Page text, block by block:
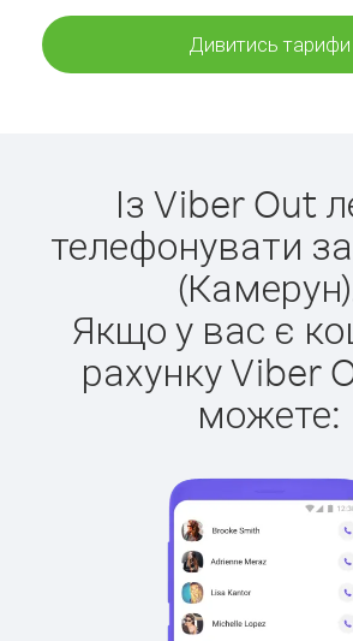
Дивитись тарифи
Із Viber Out
телефонувати
Якщо у вас є
рахунку Viber
можете: